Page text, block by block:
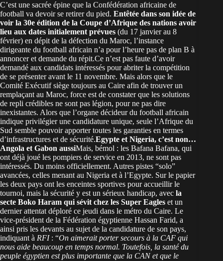
C’est une sacrée épine que la Confédération africaine de
football va devoir se retirer du pied. Entêtée dans son idée de
voir la 30e édition de la Coupe d’Afrique des nations avoir
lieu aux dates initialement prévues (du 17 janvier au 8
février) en dépit de la défection du Maroc, l’instance
dirigeante du football africain n’a pour l’heure pas de plan B à
annoncer et demande du répit.Ce n’est pas faute d’avoir
demandé aux candidats intéressés pour abriter la compétition
de se présenter avant le 11 novembre. Mais alors que le
Comité Exécutif siège toujours au Caire afin de trouver un
remplaçant au Maroc, force est de constater que les solutions
de repli crédibles ne sont pas légion, pour ne pas dire
inexistantes. Alors que l’organe décideur du football africain
indique privilégier une candidature unique, seule l’Afrique du
Sud semble pouvoir apporter toutes les garanties en termes
d’infrastructures et de sécurité.Egypte et Nigeria, c’est non…
Angola et Gabon aussiMais, bémol : les Bafana Bafana, qui
ont déjà joué les pompiers de service en 2013, ne sont pas
intéressés. Du moins officiellement. Autres pistes “solo”
avancées, celles menant au Nigeria et à l’Egypte. Sur le papier
les deux pays ont les enceintes sportives pour accueillir le
tournoi, mais la sécurité y est un sérieux handicap, avec la
secte Boko Haram qui sévit chez les Super Eagles et un
dernier attentat déploré ce jeudi dans le métro du Caire. Le
vice-président de la Fédération égyptienne Hassan Farid, a
ainsi pris les devants au sujet de la candidature de son pays,
indiquant à RFI: “On aimerait porter secours à la CAF qui
nous aide beaucoup en temps normal. Toutefois, la santé du
peuple égyptien est plus importante que la CAN et que le